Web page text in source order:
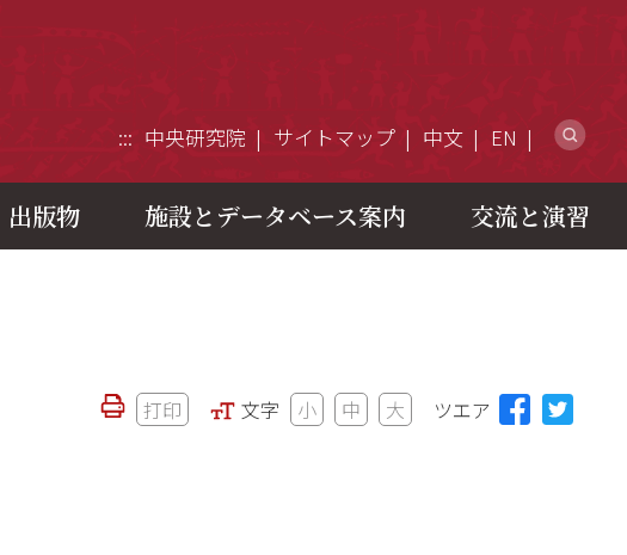
::: 中央研究院 サイトマップ 中文 EN
出版物 施設とデータベース案内 交流と演習
打印 文字 小 中 大 ツエア